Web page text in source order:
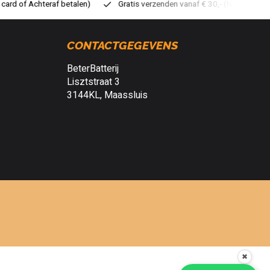
verzenden vanaf € 30,- (NL) Verzendkosten € 2,95 (NL)
CONTACTGEGEVENS
BeterBatterij
Lisztstraat 3
3144KL, Maassluis
✖